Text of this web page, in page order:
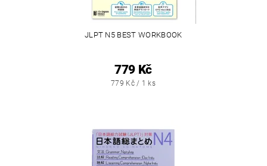
JLPT N5 BEST WORKBOOK
779 Kč
779 Kč / 1 ks